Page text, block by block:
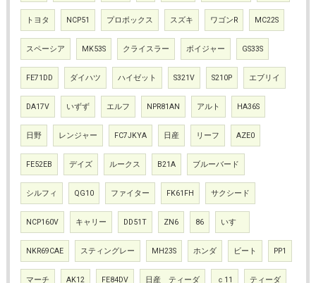
トヨタ NCP51 プロボックス スズキ ワゴンR MC22S
スペーシア MK53S クライスラー ボイジャー GS33S
FE71DD ダイハツ ハイゼット S321V S210P エブリイ
DA17V いずず エルフ NPR81AN アルト HA36S
日野 レンジャー FC7JKYA 日産 リーフ AZE0
FE52EB デイズ ルークス B21A ブルーバード
シルフィ QG10 ファイター FK61FH サクシード
NCP160V キャリー DD51T ZN6 86 いすゞ
NKR69CAE スティングレー MH23S ホンダ ビート PP1
マーチ AK12 FE84DV 日産 ティーダ ｃ11 ティーダ